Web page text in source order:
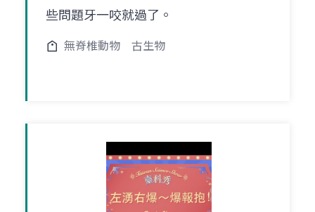
些問題牙一咬就過了。
無脊椎動物 古生物